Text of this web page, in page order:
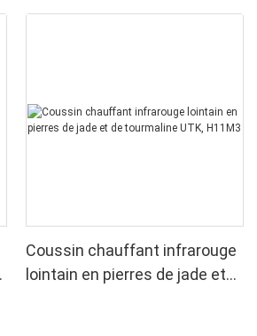
Coussin chauffant infrarouge
lointain en pierres de jade et